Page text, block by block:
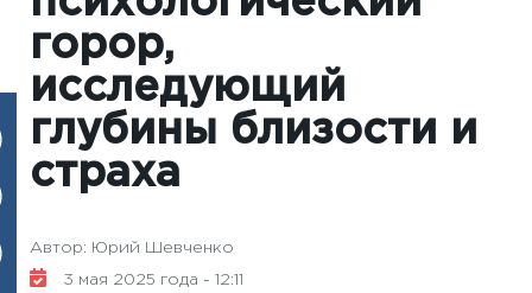
горор,
исследующий
глубины близости и
страха
Автор: Юрий Шевченко
3 мая 2025 года - 12:11